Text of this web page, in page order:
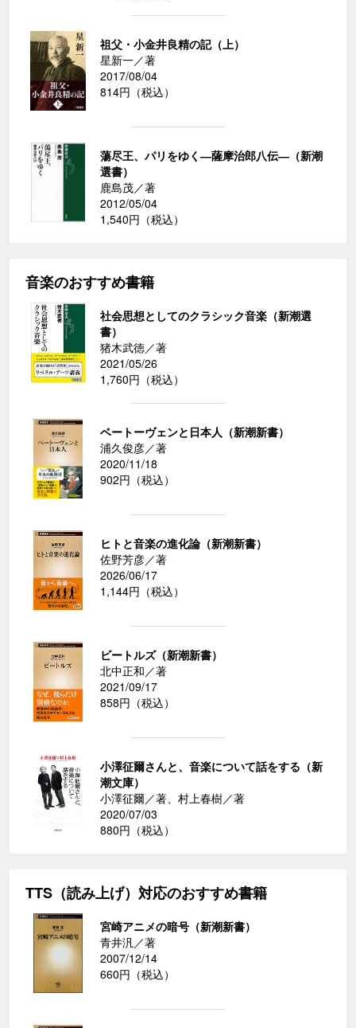
祖父・小金井良精の記（上）
星新一／著
2017/08/04
814円（税込）
蕩尽王、パリをゆく―薩摩治郎八伝―（新潮
選書）
鹿島茂／著
2012/05/04
1,540円（税込）
音楽のおすすめ書籍
社会思想としてのクラシック音楽（新潮選
書）
猪木武徳／著
2021/05/26
1,760円（税込）
ベートーヴェンと日本人（新潮新書）
浦久俊彦／著
2020/11/18
902円（税込）
ヒトと音楽の進化論（新潮新書）
佐野芳彦／著
2026/06/17
1,144円（税込）
ビートルズ（新潮新書）
北中正和／著
2021/09/17
858円（税込）
小澤征爾さんと、音楽について話をする（新
潮文庫）
小澤征爾／著、村上春樹／著
2020/07/03
880円（税込）
TTS（読み上げ）対応のおすすめ書籍
宮崎アニメの暗号（新潮新書）
青井汎／著
2007/12/14
660円（税込）